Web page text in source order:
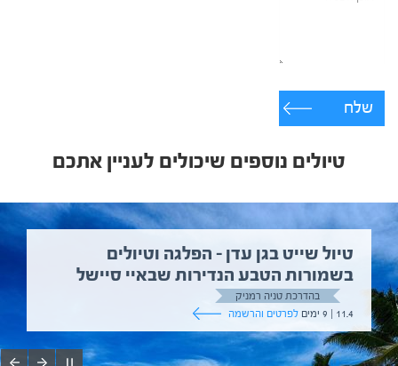
שלח
טיולים נוספים שיכולים לעניין אתכם
טיול שייט בגן עדן – הפלגה וטיולים
בשמורות הטבע הנדירות שבאיי סיישל
בהדרכת טניה רמניק
11.4 | 9 ימים
לפרטים והרשמה